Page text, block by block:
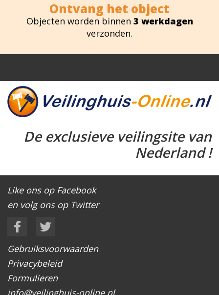
Ontvang het object
Objecten worden binnen 3 werkdagen
verzonden.
De exclusieve veilingsite van
Nederland !
Like ons op Facebook
en volg ons op Twitter
Gebruiksvoorwaarden
Privacybeleid
Formulieren
info@veilinghuis-online.nl